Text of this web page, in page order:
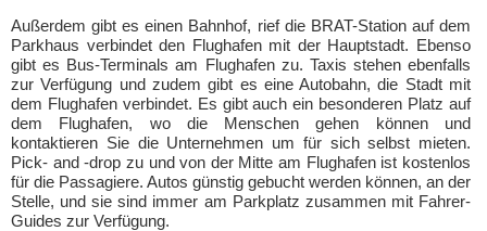
Außerdem gibt es einen Bahnhof, rief die BRAT-Station auf dem
Parkhaus verbindet den Flughafen mit der Hauptstadt. Ebenso
gibt es Bus-Terminals am Flughafen zu. Taxis stehen ebenfalls
zur Verfügung und zudem gibt es eine Autobahn, die Stadt mit
dem Flughafen verbindet. Es gibt auch ein besonderen Platz auf
dem Flughafen, wo die Menschen gehen können und
kontaktieren Sie die Unternehmen um für sich selbst mieten.
Pick- and -drop zu und von der Mitte am Flughafen ist kostenlos
für die Passagiere. Autos günstig gebucht werden können, an der
Stelle, und sie sind immer am Parkplatz zusammen mit Fahrer-
Guides zur Verfügung.